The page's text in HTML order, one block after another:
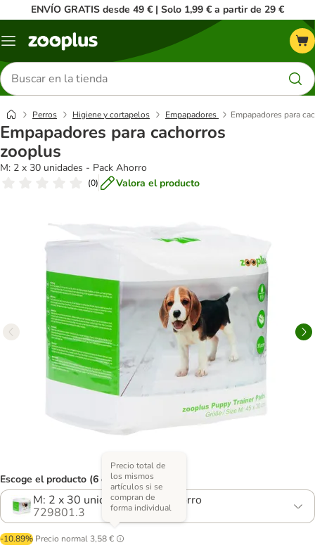
ENVÍO GRATIS desde 49 € | Solo 1,99 € a partir de 29 €
Menú
Buscar
productos
Perros Higiene y cortapelos Empapadores Empapadores para
Empapadores para cachorros
zooplus
M: 2 x 30 unidades - Pack Ahorro
(0) Valora el producto
Escoge el producto (6 opciones)
M: 2 x 30 unidades - Pack Ahorro
729801.3
-10.89% Precio normal 3,58 €
Precio total de
los mismos
artículos si se
compran de
forma individual